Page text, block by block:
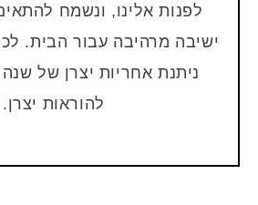
לפנות אלינו, ונשמח
ישיבה מרהיבה עבור הבית.
ניתנת אחריות יצרן של
להוראות יצרן.